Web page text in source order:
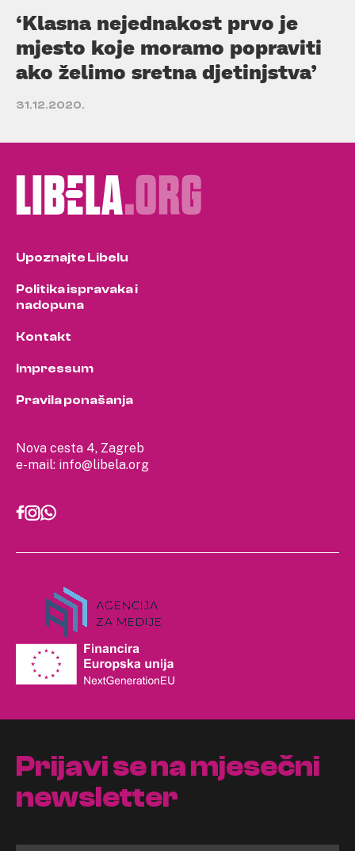
‘Klasna nejednakost prvo je
mjesto koje moramo popraviti
ako želimo sretna djetinjstva’
31.12.2020.
Nova cesta 4, Zagreb
e-mail: info@libela.org
Upoznajte Libelu
Politika ispravaka i
nadopuna
Kontakt
Impressum
Pravila ponašanja
Prijavi se na mjesečni
newsletter